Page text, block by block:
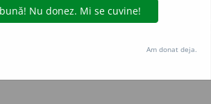
2026 dexonline (https://dexonline.ro)
inclusiv prin orice metode de extragere automată
seturilor de date oferite oficial spre utilizare
Hosterion
Am donat deja.